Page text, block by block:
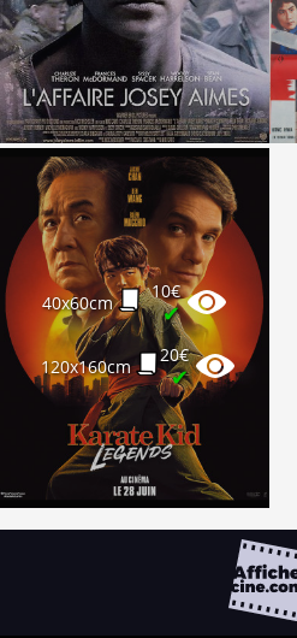
40x60cm
10€
✔
120x160cm
20€
✔